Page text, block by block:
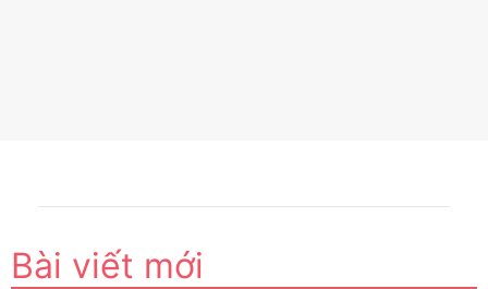
Bài viết mới